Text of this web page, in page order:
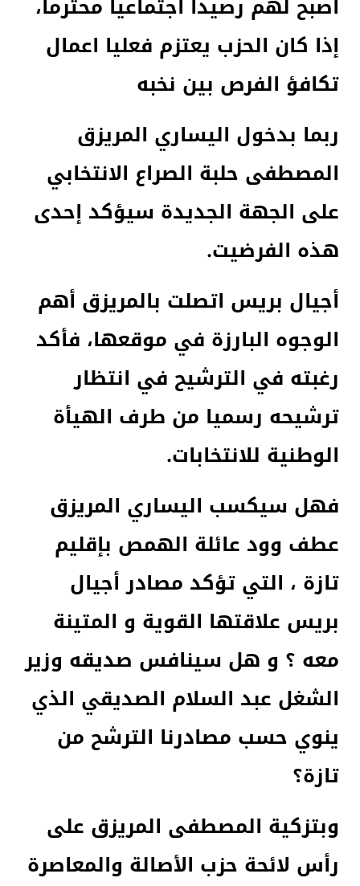
إذا كان الحزب يعتزم فعليا اعمال
تكافؤ الفرص بين نخبه
ربما بدخول اليساري المريزق
المصطفى حلبة الصراع الانتخابي
على الجهة الجديدة سيؤكد إحدى
هذه الفرضيت.
أجيال بريس اتصلت بالمريزق أهم
الوجوه البارزة في موقعها، فأكد
رغبته في الترشيح في انتظار
ترشيحه رسميا من طرف الهيأة
الوطنية للانتخابات.
فهل سيكسب اليساري المريزق
عطف وود عائلة الهمص بإقليم
تازة ، التي تؤكد مصادر أجيال
بريس علاقتها القوية و المتينة
معه ؟ و هل سينافس صديقه وزير
الشغل عبد السلام الصديقي الذي
ينوي حسب مصادرنا الترشح من
تازة؟
وبتزكية المصطفى المريزق على
رأس لائحة حزب الأصالة والمعاصرة